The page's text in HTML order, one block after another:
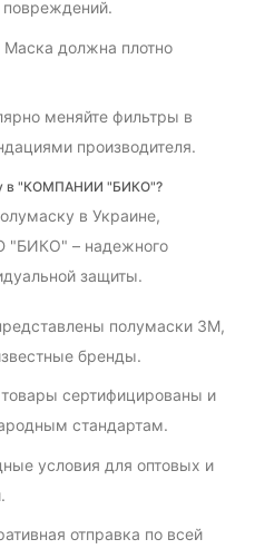
повреждений.
Маска должна плотно
меняйте фильтры в
производителя.
в "КОМПАНИИ "БИКО"?
в Украине,
– надежного
защиты.
полумаски 3M,
бренды.
товары сертифицированы и
стандартам.
условия для оптовых и
отправка по всей